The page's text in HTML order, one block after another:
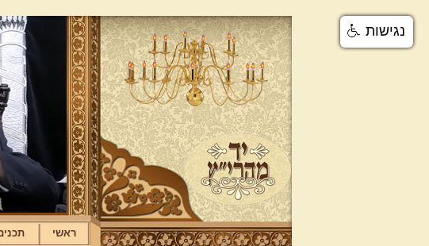
ראשי
נגישות